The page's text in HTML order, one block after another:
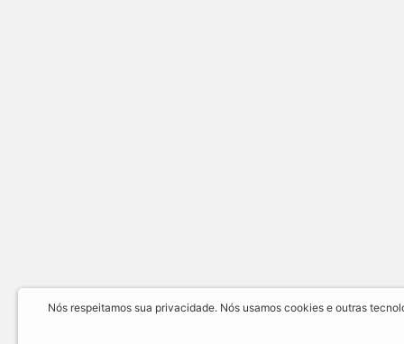
Nós respeitamos sua privacidade. Nós usamos cookies e outras